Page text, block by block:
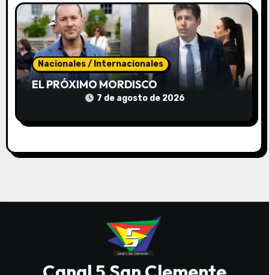
Nacionales / Internacionales
EL PRÓXIMO MORDISCO
7 de agosto de 2026